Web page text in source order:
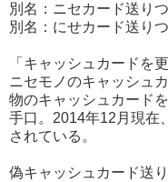
別名：ニセカード送り
別名：にせカード送り
「キャッシュカードを
ニセモノのキャッシュ
物のキャッシュカード
手口。2014年12月現在
されている。
偽キャッシュカード送